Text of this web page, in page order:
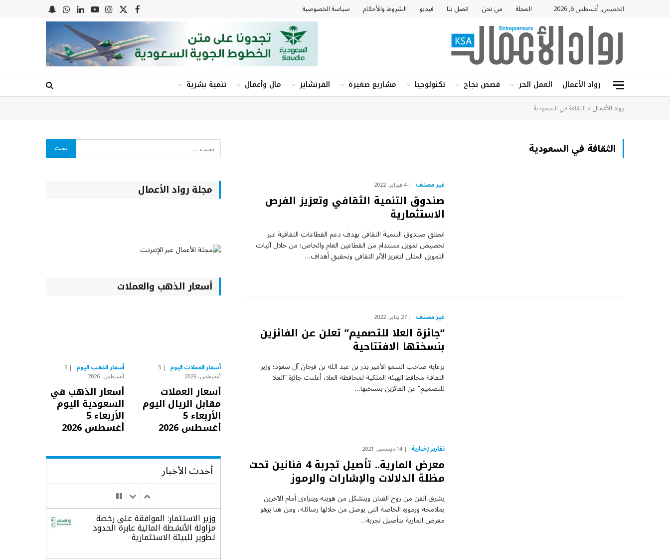
الخميس, أغسطس 6, 2026 المجلة من نحن اتصل بنا فيديو الشروط والأحكام سياسة الخصوصية فيسبوك
X
(Twitter)
الانستغرام
يوتيوبلينكدإنواتسابSnapchat
رواد الأعمال العمل الحر قصص نجاح تكنولوجيا مشاريع صغيرة الفرنشايز مال وأعمال تنمية بشرية
رواد الأعمال»الثقافة في السعودية
الثقافة في السعودية
غير مصنف 4 فبراير، 2022
صندوق التنمية الثقافي وتعزيز الفرص
الاستثمارية
انطلق صندوق التنمية الثقافي بهدف دعم القطاعات الثقافية عبر
تخصيص تمويل مستدام من القطاعين العام والخاص؛ من خلال آليات
التمويل المثلى لتعزيز الأثر الثقافي وتحقيق أهداف…
غير مصنف 27 يناير، 2022
“جائزة العلا للتصميم” تعلن عن الفائزين
بنسختها الافتتاحية
برعاية صاحب السمو الأمير بدر بن عبد الله بن فرحان آل سعود؛ وزير
الثقافة محافظ الهيئة الملكية لمحافظة العلا، أعلنت جائزة “العلا
للتصميم” عن الفائزين بنسختها…
تقارير إخبارية 14 ديسمبر، 2021
معرض المارية.. تأصيل تجربة 4 فنانين تحت
مظلة الدلالات والإشارات والرموز
يشرق الفن من روح الفنان ويتشكل من هويته ويتراءى أمام الآخرين
بملامحه ورموزه الخاصة التي يوصل من خلالها رسائله، ومن هنا يزهو
معرض المارية بتأصيل تجربة…
مجلة رواد الأعمال
أسعار الذهب والعملات
أسعار العملات اليوم 5
أغسطس، 2026
أسعار العملات
مقابل الريال اليوم
الأربعاء 5
أغسطس 2026
أسعار الذهب اليوم 5
أغسطس، 2026
أسعار الذهب في
السعودية اليوم
الأربعاء 5
أغسطس 2026
أحدث الأخبار
وزير الاستثمار: الموافقة على رخصة
مزاولة الأنشطة المالية عابرة الحدود
تطوير للبيئة الاستثمارية